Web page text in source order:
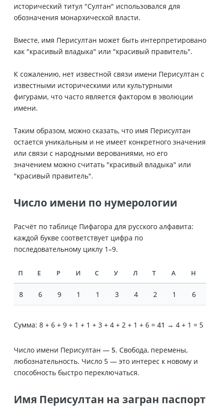
исторический титул "Султан" использовался для
обозначения монархической власти.
Вместе, имя Перисултан может быть интерпретировано
как "красивый владыка" или "красивый правитель".
К сожалению, нет известной связи имени Перисултан с
известными историческими или культурными
фигурами, что часто является фактором в эволюции
имени.
Таким образом, можно сказать, что имя Перисултан
остается уникальным и не имеет конкретного значения
или связи с народными верованиями, но его
значением можно считать "красивый владыка" или
"красивый правитель".
Число имени по нумерологии
Расчёт по таблице Пифагора для русского алфавита:
каждой букве соответствует цифра по
последовательному циклу 1–9.
П Е Р И С У Л Т А Н
8 6 9 1 1 3 4 2 1 6
Сумма: 8 + 6 + 9 + 1 + 1 + 3 + 4 + 2 + 1 + 6 = 41 → 4 + 1 = 5
Число имени Перисултан — 5. Свобода, перемены,
любознательность. Число 5 — это интерес к новому и
способность быстро переключаться.
Имя Перисултан на загран паспорт